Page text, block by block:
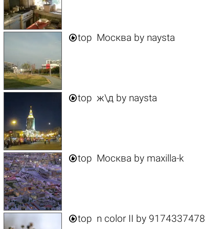
top Москва by naysta
top ж\д by naysta
top Москва by maxilla-k
top n color II by 9174337478